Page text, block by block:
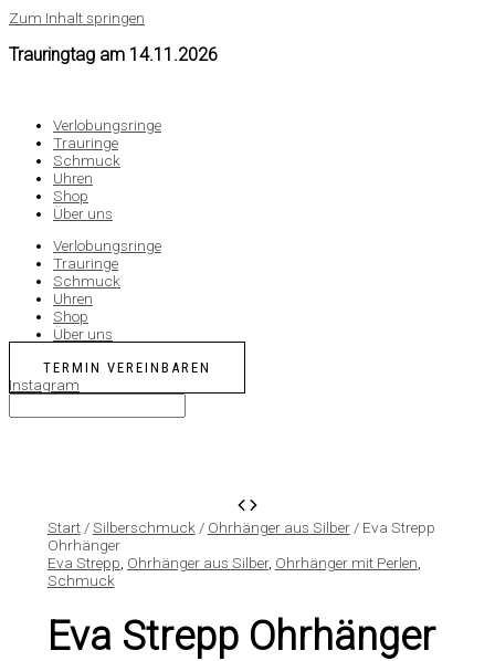
Zum Inhalt springen
Trauringtag am 14.11.2026
Verlobungsringe
Trauringe
Schmuck
Uhren
Shop
Über uns
Verlobungsringe
Trauringe
Schmuck
Uhren
Shop
Über uns
TERMIN VEREINBAREN
Instagram
Start/Silberschmuck/ Ohrhänger aus Silber/ Eva Strepp
Ohrhänger
Eva Strepp, Ohrhänger aus Silber, Ohrhänger mit Perlen,
Schmuck
Eva Strepp Ohrhänger